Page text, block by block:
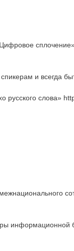
и всегда
русского слова»